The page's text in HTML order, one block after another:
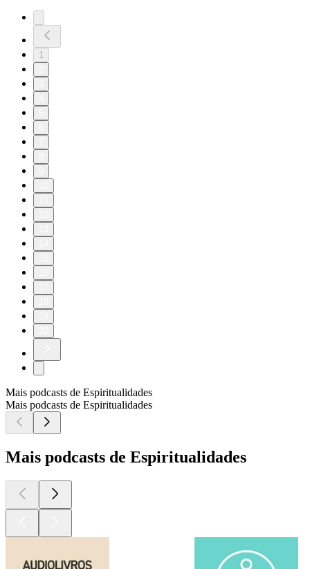
1
Mais podcasts de Espiritualidades
Mais podcasts de Espiritualidades
Mais podcasts de Espiritualidades